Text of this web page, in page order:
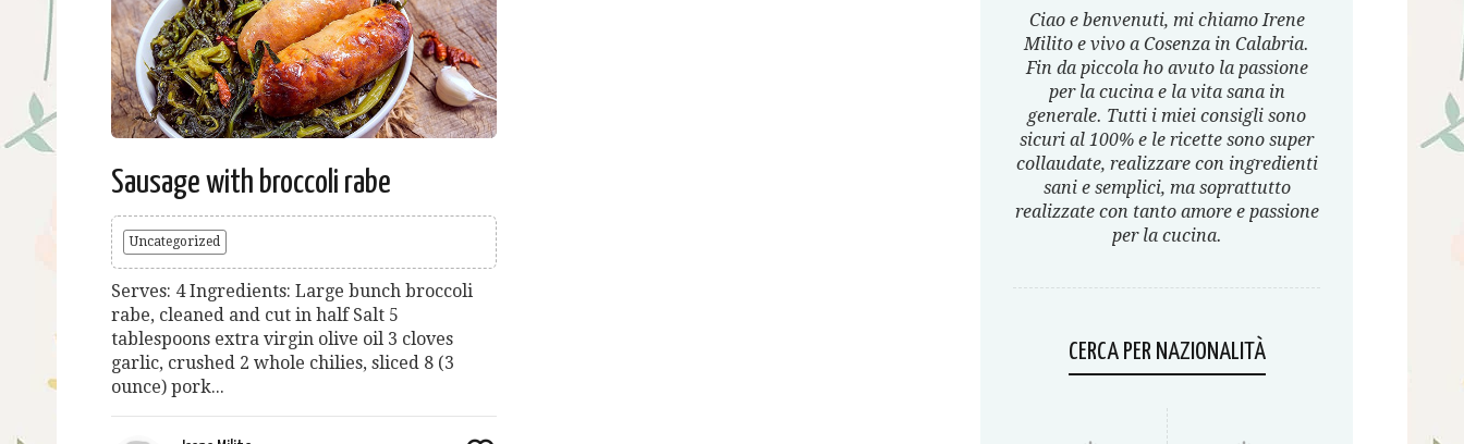
Sausage with broccoli rabe
Uncategorized
Serves: 4 Ingredients: Large bunch broccoli
rabe, cleaned and cut in half Salt 5
tablespoons extra virgin olive oil 3 cloves
garlic, crushed 2 whole chilies, sliced 8 (3
ounce) pork...
Ciao e benvenuti, mi chiamo Irene
Milito e vivo a Cosenza in Calabria.
Fin da piccola ho avuto la passione
per la cucina e la vita sana in
generale. Tutti i miei consigli sono
sicuri al 100% e le ricette sono super
collaudate, realizzare con ingredienti
sani e semplici, ma soprattutto
realizzate con tanto amore e passione
per la cucina.
CERCA PER NAZIONALITÀ